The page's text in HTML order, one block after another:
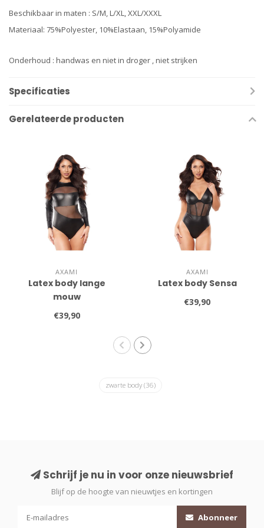
Beschikbaar in maten : S/M, L/XL, XXL/XXXL
Materiaal: 75%Polyester, 10%Elastaan, 15%Polyamide
Onderhoud : handwas en niet in droger , niet strijken
Specificaties
Gerelateerde producten
AXAMI
Latex body lange
mouw
€39,90
AXAMI
Latex body Sensa
€39,90
zwarte body (36)
Schrijf je nu in voor onze nieuwsbrief
Blijf op de hoogte van nieuwtjes en kortingen
Abonneer